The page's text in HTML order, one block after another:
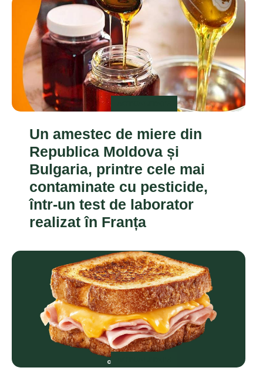
Un amestec de miere din
Republica Moldova și
Bulgaria, printre cele mai
contaminate cu pesticide,
într-un test de laborator
realizat în Franța